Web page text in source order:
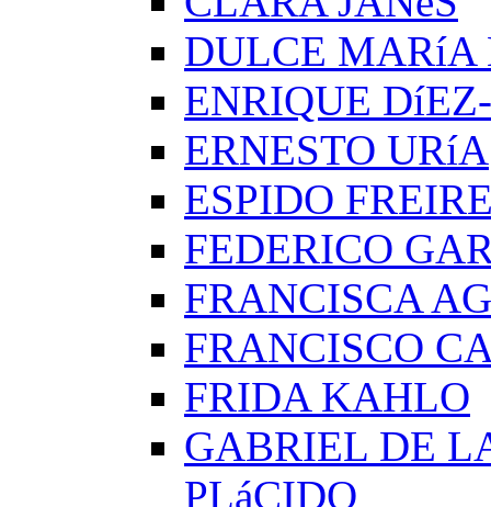
DULCE MARíA
ENRIQUE
ERNESTO URíA
ESPIDO
FEDERICO
FRANCISCA
FRANCISCO
FRIDA KAHLO
GABRIEL DE
PLáCIDO